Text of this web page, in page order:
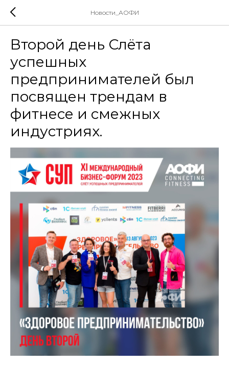
Новости_АОФИ
Второй день Слёта
успешных
предпринимателей был
посвящен трендам в
фитнесе и смежных
индустриях.